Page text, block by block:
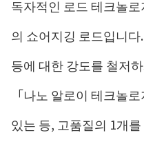
독자적인 로드 테크놀
의 쇼어지깅 로드입니
등에 대한 강도를 철저
「나노 알로이 테크놀
있는 등, 고품질의 1개